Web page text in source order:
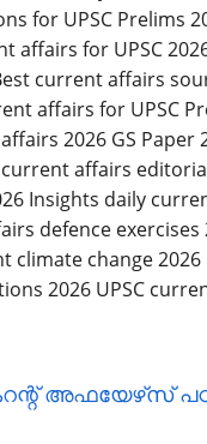
അഫയേഴ്‌സ്